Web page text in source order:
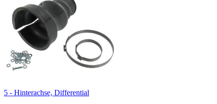
5 - Hinterachse, Differential